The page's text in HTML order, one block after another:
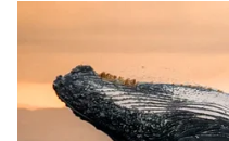
Modi in IIT Delhi: '1 लाख